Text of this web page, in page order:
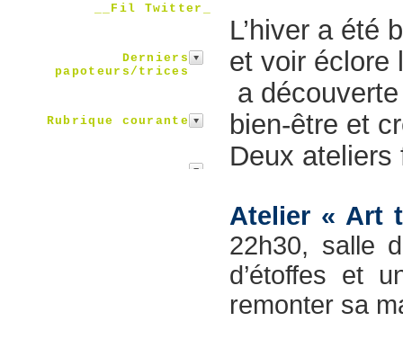
__Fil Twitter_
Derniers
papoteurs/trices
Rubrique courante
L’hiver a été
et voir éclore
a
bien-être et
Deux
Atelier « Art
22h30, salle
d’étoffes et
remonter sa